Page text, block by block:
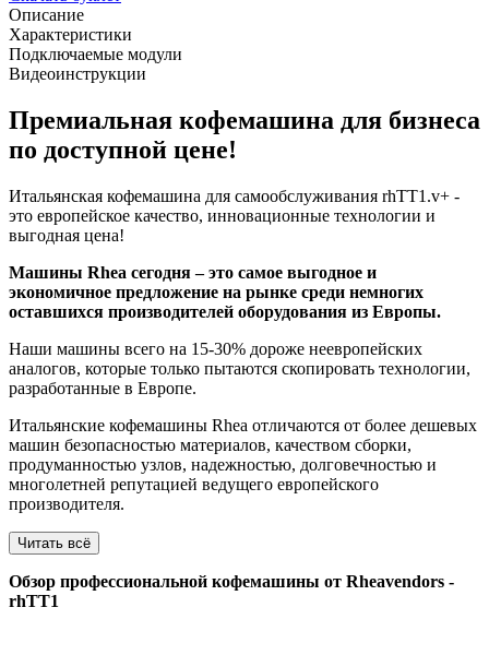
Описание
Характеристики
Подключаемые модули
Видеоинструкции
Премиальная кофемашина для бизнеса
по доступной цене!
Итальянская кофемашина для самообслуживания rhTT1.v+ -
это европейское качество, инновационные технологии и
выгодная цена!
Машины Rhea сегодня – это самое выгодное и
экономичное предложение на рынке среди немногих
оставшихся производителей оборудования из Европы.
Наши машины всего на 15-30% дороже неевропейских
аналогов, которые только пытаются скопировать технологии,
разработанные в Европе.
Итальянские кофемашины Rhea отличаются от более дешевых
машин безопасностью материалов, качеством сборки,
продуманностью узлов, надежностью, долговечностью и
многолетней репутацией ведущего европейского
производителя.
Читать всё
Обзор профессиональной кофемашины от Rheavendors -
rhTT1